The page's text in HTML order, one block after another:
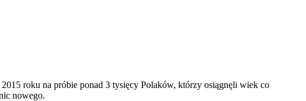
roku na próbie ponad 3 tysięcy Polaków, którzy osiągnęli wiek co
nowego.